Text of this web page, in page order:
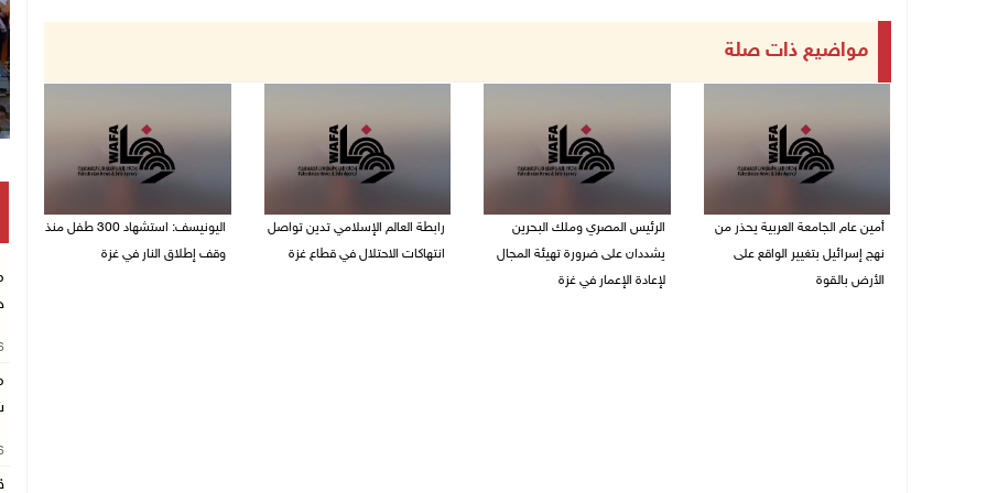
مواضيع ذات صلة
أمين عام الجامعة العربية يحذر من
نهج إسرائيل بتغيير الواقع على
الأرض بالقوة
الرئيس المصري وملك البحرين
يشددان على ضرورة تهيئة المجال
لإعادة الإعمار في غزة
رابطة العالم الإسلامي تدين تواصل
انتهاكات الاحتلال في قطاع غزة
اليونيسف: استشهاد 300 طفل منذ
وقف إطلاق النار في غزة